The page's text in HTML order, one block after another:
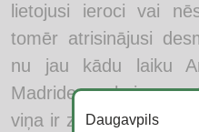
lietojusi ieroci vai
tomēr atrisinājusi
nu jau kādu laiku
Madrides apkaimes
viņa ir zaudējusi, ir